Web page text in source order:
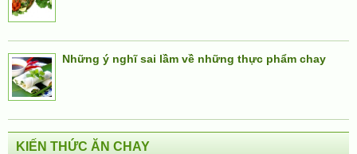
Những ý nghĩ sai lầm về những thực phẩm chay
KIẾN THỨC ĂN CHAY